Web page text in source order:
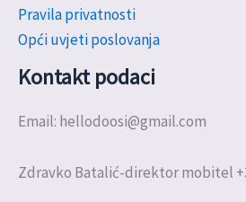
Pravila privatnosti
Opći uvjeti poslovanja
Kontakt podaci
Email: hellodoosi@gmail.com
Zdravko Batalić-direktor mobitel